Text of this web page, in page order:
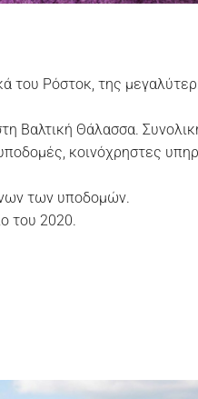
του Ρόστοκ, της
Βαλτική Θάλασσα.
κοινόχρηστες
των υποδομών.
του 2020.